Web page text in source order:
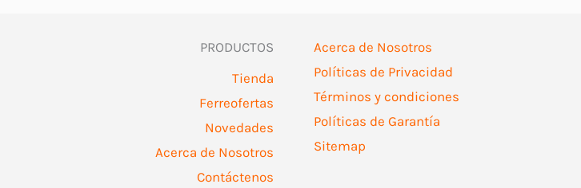
PRODUCTOS
Tienda
Ferreofertas
Novedades
Acerca de Nosotros
Contáctenos
Acerca de Nosotros
Políticas de Privacidad
Términos y condiciones
Políticas de Garantía
Sitemap